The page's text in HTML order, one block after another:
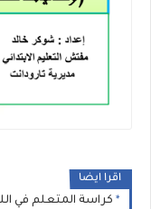
اقرا ايضا
كراسة المتعلم في اللغة